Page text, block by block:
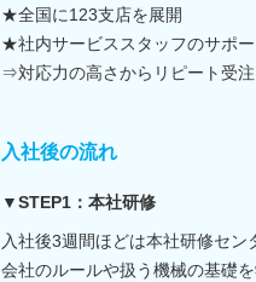
★全国に123支店を展開
★社内サービススタッフのサポ
⇒対応力の高さからリピート受
入社後の流れ
▼STEP1：本社研修
入社後3週間ほどは本社研修セン
会社のルールや扱う機械の基礎